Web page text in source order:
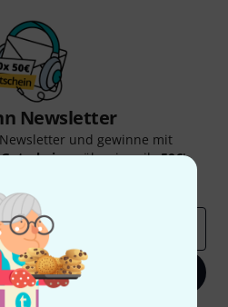
Newsletter
und gewinne mit
über jeweils50€!
anmelden